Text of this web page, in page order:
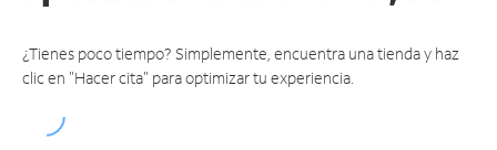
¿Tienes poco tiempo? Simplemente, encuentra una tienda y haz
clic en "Hacer cita" para optimizar tu experiencia.